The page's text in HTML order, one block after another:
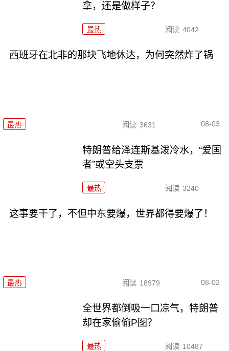
拿，还是做样子？
最热 阅读 4042
西班牙在北非的那块飞地休达，为何突然炸了锅
最热 阅读 3631 08-03
特朗普给泽连斯基泼冷水，“爱国
者”或空头支票
最热 阅读 3240
这事要干了，不但中东要爆，世界都得要爆了！
最热 阅读 18979 08-02
全世界都倒吸一口凉气，特朗普
却在家偷偷P图？
最热 阅读 10487